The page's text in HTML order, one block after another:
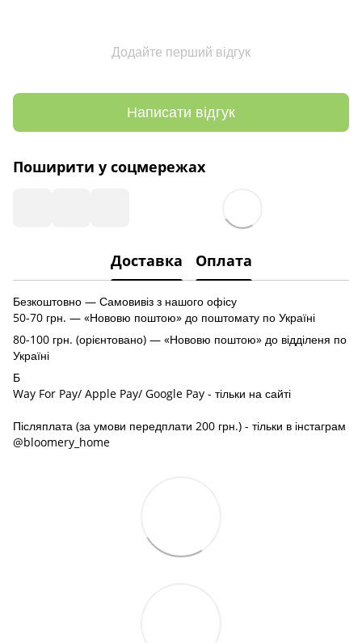
Додайте перший відгук
Написати відгук
Поширити у соцмережах
Доставка Оплата
Безкоштовно — Самовивіз з нашого офісу
50-70 грн. — «Нововю поштою» до поштомату по Україні
80-100 грн. (орієнтовано) — «Нововю поштою» до відділеня по
Україні
Б
Way For Pay/ Apple Pay/ Google Pay - тільки на сайті
Післяплата (за умови передплати 200 грн.) - тільки в інстаграм
@bloomery_home